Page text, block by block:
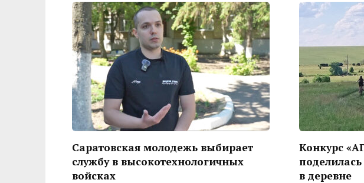
Саратовская молодежь выбирает
службу в высокотехнологичных
войсках
Конкурс
в деревне